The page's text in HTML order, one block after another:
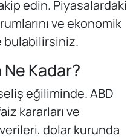
edin. Piyasalardaki
ve ekonomik
bulabilirsiniz.
Kadar?
eğiliminde. ABD
kararları ve
dolar kurunda